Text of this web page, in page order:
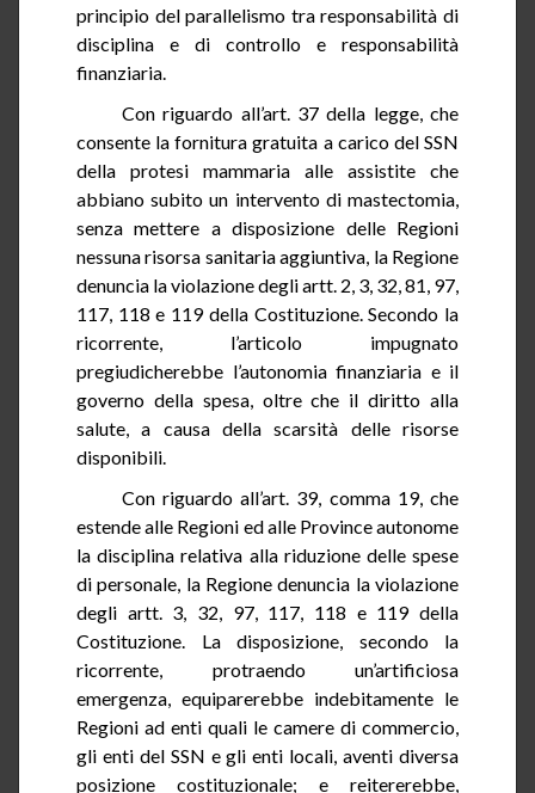
principio del parallelismo tra responsabilità di
disciplina e di controllo e responsabilità
finanziaria.
Con riguardo all’art. 37della legge, che
consente la fornitura gratuita a carico del SSN
della protesi mammaria alle assistite che
abbiano subito un intervento di mastectomia,
senza mettere a disposizione delle Regioni
nessuna risorsa sanitaria aggiuntiva, la Regione
denuncia la violazione degli artt. 2, 3, 32, 81, 97,
117, 118 e 119 della Costituzione. Secondo la
ricorrente, l’articolo impugnato
pregiudicherebbe l’autonomia finanziaria e il
governo della spesa, oltre che il diritto alla
salute, a causa della scarsità delle risorse
disponibili.
Con riguardo all’art. 39, comma 19, che
estende alle Regioni ed alle Province autonome
la disciplina relativa alla riduzione delle spese
di personale, la Regione denuncia la violazione
degli artt. 3, 32, 97, 117, 118 e 119 della
Costituzione. La disposizione, secondo la
ricorrente, protraendo un’artificiosa
emergenza, equiparerebbe indebitamente le
Regioni ad enti quali le camere di commercio,
gli enti del SSN e gli enti locali, aventi diversa
posizione costituzionale; e reitererebbe,